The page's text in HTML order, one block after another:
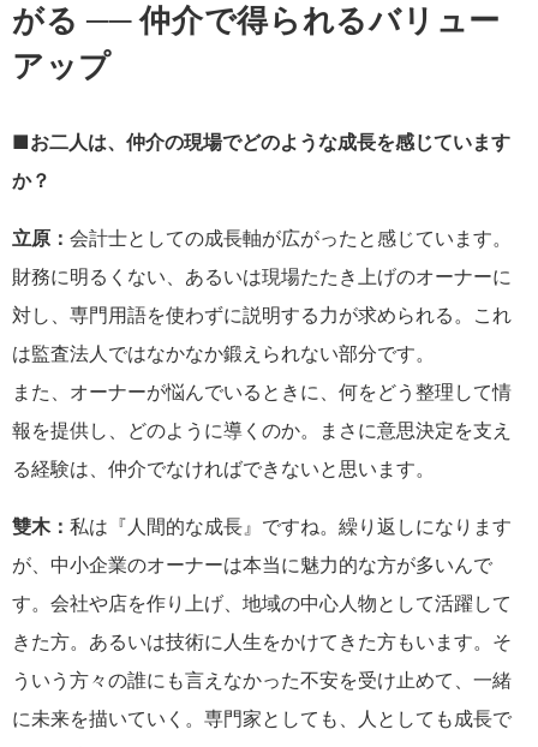
がる ── 仲介で得られるバリュー
アップ
■お二人は、仲介の現場でどのような成長を感じています
か？
立原： 会計士としての成長軸が広がったと感じています。
財務に明るくない、あるいは現場たたき上げのオーナーに
対し、専門用語を使わずに説明する力が求められる。これ
は監査法人ではなかなか鍛えられない部分です。
また、オーナーが悩んでいるときに、何をどう整理して情
報を提供し、どのように導くのか。まさに意思決定を支え
る経験は、仲介でなければできないと思います。
雙木： 私は『人間的な成長』ですね。繰り返しになります
が、中小企業のオーナーは本当に魅力的な方が多いんで
す。会社や店を作り上げ、地域の中心人物として活躍して
きた方。あるいは技術に人生をかけてきた方もいます。そ
ういう方々の誰にも言えなかった不安を受け止めて、一緒
に未来を描いていく。専門家としても、人としても成長で